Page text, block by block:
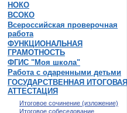
НОКО
ВСОКО
Всероссийская проверочная
работа
ФУНКЦИОНАЛЬНАЯ
ГРАМОТНОСТЬ
ФГИС "Моя школа"
Работа с одаренными детьми
ГОСУДАРСТВЕННАЯ ИТОГОВАЯ
АТТЕСТАЦИЯ
Итоговое сочинение (изложение)
Итоговое собеседование